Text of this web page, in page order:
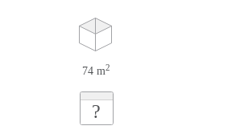
74 m2
?